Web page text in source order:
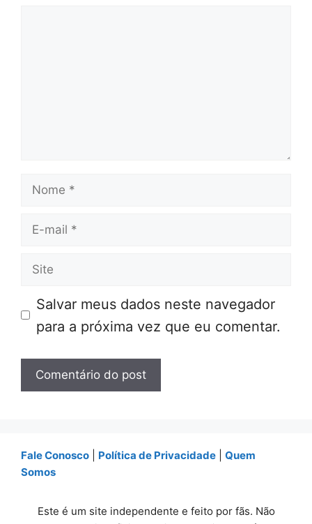
Nome
E-
Site
Salvar meus dados neste navegador
para a próxima vez que eu comentar.
Fale Conosco Política de Privacidade
Quem
Somos
Este é um site independente e feito por fãs. Não